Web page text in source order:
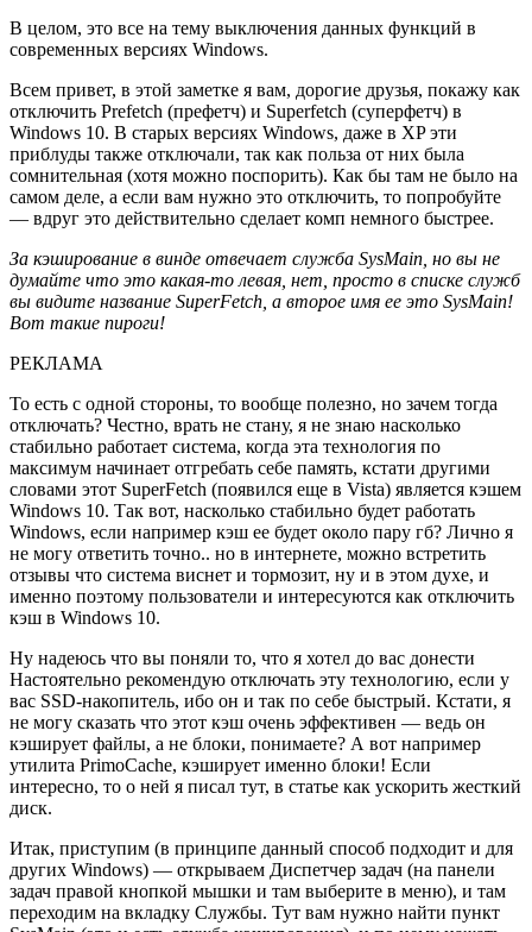
В целом, это все на тему выключения данных функций в
современных версиях Windows.
Всем привет, в этой заметке я вам, дорогие друзья, покажу как
отключить Prefetch (префетч) и Superfetch (суперфетч) в
Windows 10. В старых версиях Windows, даже в XP эти
приблуды также отключали, так как польза от них была
сомнительная (хотя можно поспорить). Как бы там не было на
самом деле, а если вам нужно это отключить, то попробуйте
— вдруг это действительно сделает комп немного быстрее.
За кэширование в винде отвечает служба SysMain, но вы не
думайте что это какая-то левая, нет, просто в списке служб
вы видите название SuperFetch, а второе имя ее это SysMain!
Вот такие пироги!
РЕКЛАМА
То есть с одной стороны, то вообще полезно, но зачем тогда
отключать? Честно, врать не стану, я не знаю насколько
стабильно работает система, когда эта технология по
максимум начинает отгребать себе память, кстати другими
словами этот SuperFetch (появился еще в Vista) является кэшем
Windows 10. Так вот, насколько стабильно будет работать
Windows, если например кэш ее будет около пару гб? Лично я
не могу ответить точно.. но в интернете, можно встретить
отзывы что система виснет и тормозит, ну и в этом духе, и
именно поэтому пользователи и интересуются как отключить
кэш в Windows 10.
Ну надеюсь что вы поняли то, что я хотел до вас донести
Настоятельно рекомендую отключать эту технологию, если у
вас SSD-накопитель, ибо он и так по себе быстрый. Кстати, я
не могу сказать что этот кэш очень эффективен — ведь он
кэширует файлы, а не блоки, понимаете? А вот например
утилита PrimoCache, кэширует именно блоки! Если
интересно, то о ней я писал тут, в статье как ускорить жесткий
диск.
Итак, приступим (в принципе данный способ подходит и для
других Windows) — открываем Диспетчер задач (на панели
задач правой кнопкой мышки и там выберите в меню), и там
переходим на вкладку Службы. Тут вам нужно найти пункт